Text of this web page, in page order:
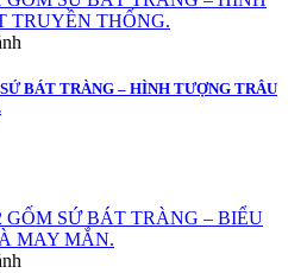
BÁT TRÀNG – HÌNH TƯỢNG TRÂU